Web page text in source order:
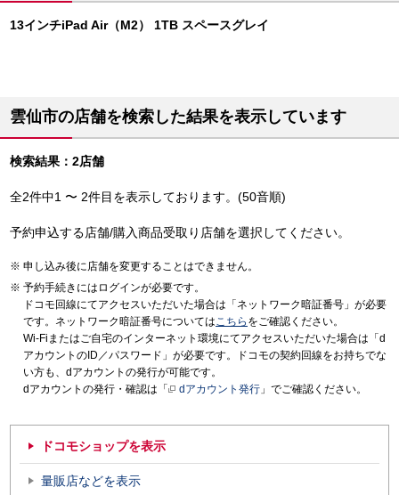
13インチiPad Air（M2） 1TB スペースグレイ
雲仙市の店舗を検索した結果を表示しています
検索結果：2店舗
全2件中1 〜 2件目を表示しております。(50音順)
予約申込する店舗/購入商品受取り店舗を選択してください。
申し込み後に店舗を変更することはできません。
予約手続きにはログインが必要です。
ドコモ回線にてアクセスいただいた場合は「ネットワーク暗証番号」が必要
です。ネットワーク暗証番号についてはこちら をご確認ください。
Wi-Fiまたはご自宅のインターネット環境にてアクセスいただいた場合は「d
アカウントのID／パスワード」が必要です。ドコモの契約回線をお持ちでな
い方も、dアカウントの発行が可能です。
dアカウントの発行・確認は「
dアカウント発行 」でご確認ください。
ドコモショップを表示
量販店などを表示